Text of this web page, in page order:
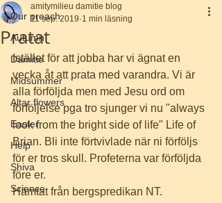
Our preach.
Autumn
Damitie
Midsummer
Altar flowers
Easter
Help
Shiva
Science
Pratat
amitymilieu damitie blog
11 sep. 2019 1 min läsning
Istället för att jobba har vi ägnat en
vecka åt att prata med varandra. Vi är
alla förföljda men med Jesu ord om
förföljelse pga tro sjunger vi nu "always
look from the bright side of life" Life of
Brian. Bli inte förtvivlade när ni förföljs
för er tros skull. Profeterna var förföljda
före er.
Hämtat från bergspredikan NT.